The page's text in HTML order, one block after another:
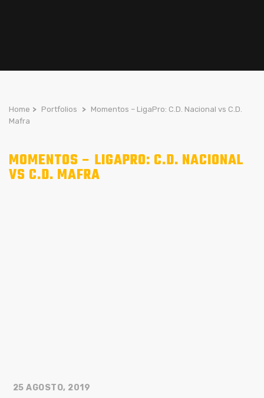
Home > Portfolios > Momentos – LigaPro: C.D. Nacional vs C.D.
Mafra
MOMENTOS – LIGAPRO: C.D. NACIONAL
VS C.D. MAFRA
25 AGOSTO, 2019